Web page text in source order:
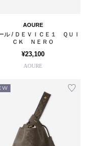
AOURE
ル / ＤＥＶＩＣＥ１ ＱＵＩ
ＣＫ ＮＥＲＯ
¥23,100
AOURE